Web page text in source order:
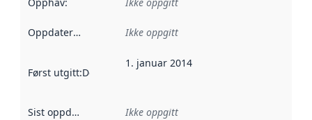
Oppdateringsfrekvens :
Ikke oppgitt
Først utgitt:Denne datoen sier når dataene i dette
1. januar 2014
Sist oppdatert Ikke oppgitt